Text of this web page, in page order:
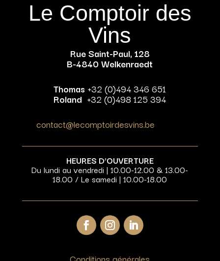
Le Comptoir des
Vins
Rue Saint-Paul, 128
B-4840 Welkenraedt
Thomas +32 (0)494 346 651
Roland +32 (0)498 125 394
contact@lecomptoirdesvins.be
HEURES D’OUVERTURE
Du lundi au vendredi | 10.00-12.00 & 13.00-
18.00 / Le samedi | 10.00-18.00